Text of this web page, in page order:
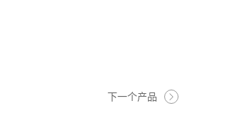
下一个产品